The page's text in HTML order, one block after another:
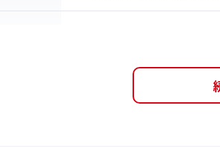
わせて調整が可能。発汗時にもズレ
レンズ交換可能、テン
フレーム : ナイロン、